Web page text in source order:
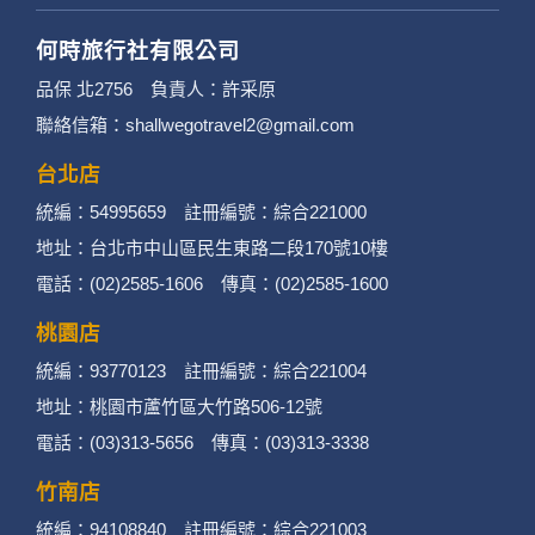
何時旅行社有限公司
品保 北2756 負責人：許采原
聯絡信箱：shallwegotravel2@gmail.com
台北店
統編：54995659 註冊編號：綜合221000
地址：台北市中山區民生東路二段170號10樓
電話：(02)2585-1606 傳真：(02)2585-1600
桃園店
統編：93770123 註冊編號：綜合221004
地址：桃園市蘆竹區大竹路506-12號
電話：(03)313-5656 傳真：(03)313-3338
竹南店
統編：94108840 註冊編號：綜合221003